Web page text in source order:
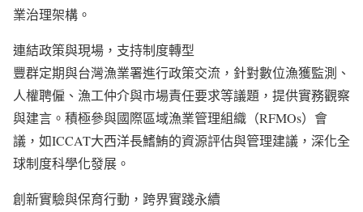
業治理架構。
連結政策與現場，支持制度轉型
豐群定期與台灣漁業署進行政策交流，針對數位漁獲監測、
人權聘僱、漁工仲介與市場責任要求等議題，提供實務觀察
與建言。積極參與國際區域漁業管理組織（RFMOs）會
議，如ICCAT大西洋長鰭鮪的資源評估與管理建議，深化全
球制度科學化發展。
創新實驗與保育行動，跨界實踐永續